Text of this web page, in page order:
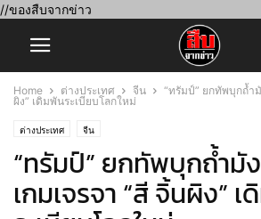
//ของสืบจากข่าว
Home ต่างประเทศ จีน
“ทรัมป์” ยกทัพบุกถ้ำ
ผิง” เดิมพันระเบียบโลกใหม่
ต่างประเทศ จีน
“ทรัมป์” ยกทัพบุกถ้ำมั
เกมเจรจา “สี จิ้นผิง”